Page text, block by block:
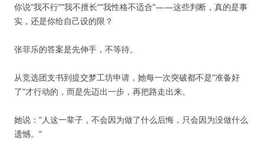
你说”我不行””我不擅长””我性格不适合”——这些判断，真的是事
实，还是你给自己设的限？
张菲乐的答案是先伸手，不等待。
从竞选团支书到提交梦工坊申请，她每一次突破都不是”准备好
了”才行动的，而是先迈出一步，再把路走出来。
她说：”人这一辈子，不会因为做了什么后悔，只会因为没做什么
遗憾。”